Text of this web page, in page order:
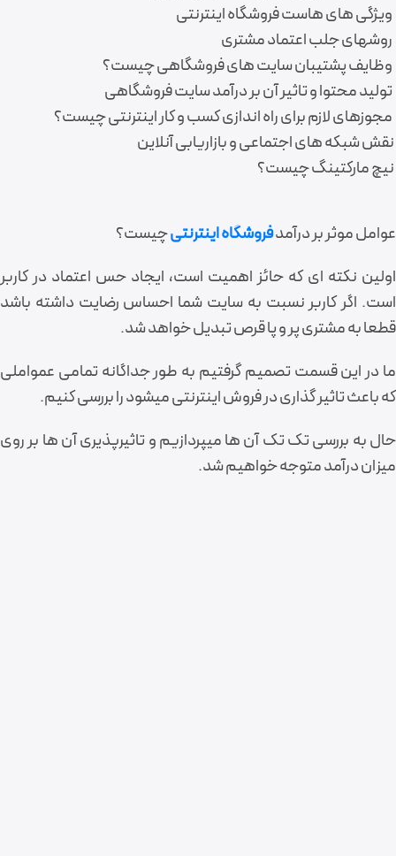
ویژگی های هاست فروشگاه اینترنتی
روشهای جلب اعتماد مشتری
وظایف پشتیبان سایت های فروشگاهی چیست؟
تولید محتوا و تاثیر آن بر درآمد سایت فروشگاهی
مجوزهای لازم برای راه اندازی کسب و کار اینترنتی چیست؟
نقش شبکه های اجتماعی و بازاریابی آنلاین
نیچ مارکتینگ چیست؟
عوامل موثر بر درآمدفروشگاه اینترنتیچیست؟
اولین نکته ای که حائز اهمیت است، ایجاد حس اعتماد در کاربر
است. اگر کاربر نسبت به سایت شما احساس رضایت داشته باشد
قطعا به مشتری پر و پا قرص تبدیل خواهد شد.
ما در این قسمت تصمیم گرفتیم به طور جداگانه تمامی عمواملی
که باعث تاثیر گذاری در فروش اینترنتی میشود را بررسی کنیم.
حال به بررسی تک تک آن ها میپردازیم و تاثیرپذیری آن ها بر روی
میزان درآمد متوجه خواهیم شد.